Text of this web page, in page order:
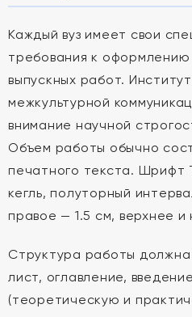
Каждый вуз имеет свои
требования к
выпускных работ.
межкультурной
внимание научной
Объем работы обычно
печатного текста. Шрифт
кегль, полуторный
правое — 1.5 см, верхнее
Структура работы должна
лист, оглавление,
(теоретическую и